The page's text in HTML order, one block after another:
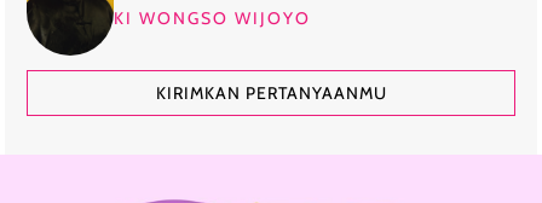
KI WONGSO WIJOYO
KIRIMKAN PERTANYAANMU